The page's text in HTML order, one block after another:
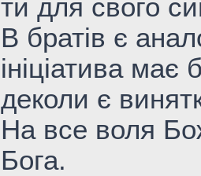
ти для свого
В братів є
ініціатива
деколи є
На все воля
Бога.